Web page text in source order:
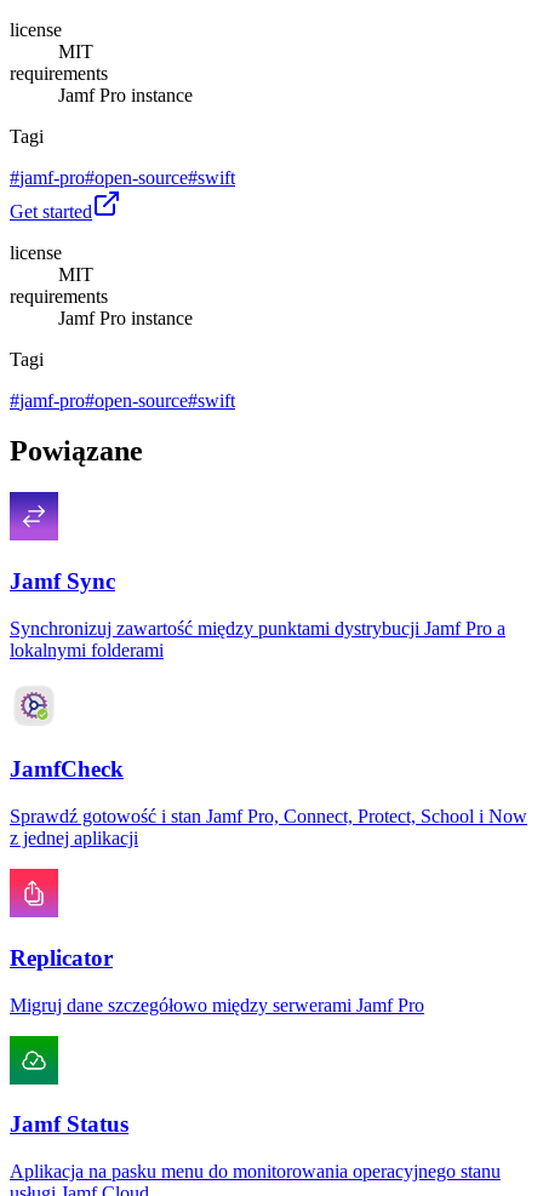
license
MIT
requirements
Jamf Pro instance
Tagi
#jamf-pro#open-source#swift
Get started
license
MIT
requirements
Jamf Pro instance
Tagi
#jamf-pro#open-source#swift
Powiązane
Jamf Sync
Synchronizuj zawartość między punktami dystrybucji Jamf Pro a
lokalnymi folderami
JamfCheck
Sprawdź gotowość i stan Jamf Pro, Connect, Protect, School i Now
z jednej aplikacji
Replicator
Migruj dane szczegółowo między serwerami Jamf Pro
Jamf Status
Aplikacja na pasku menu do monitorowania operacyjnego stanu